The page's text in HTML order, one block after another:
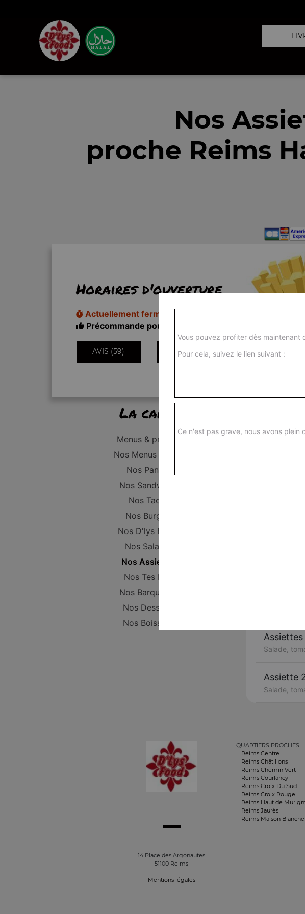
Nos
proche Reims
Horaires d'ouverture
Actuellement fermé
Précommande pour 11h20
AVIS (59) INFORMATIONS
La carte
Menus & promos
Nos Menus Enfant
Nos Paninis
Nos Sandwichs
Nos Tacos
Nos Burgers
Nos D'lys Bowls
Nos Salades
Nos Assiettes
Nos Tes Mex
Nos Barquettes
Nos Desserts
Nos Boissons
Salade,
Assiette
Salade,
14 Place des Argonautes
51100 Reims
Mentions légales
QUARTIERS PROCHES
Reims Centre
Reims Châtillons
Reims Chemin Vert
Reims Courlancy
Reims Croix Du Sud
Reims Croix Rouge
Reims Haut de
Reims Jaurès
Reims Maison Blanche
Vous pouvez profiter dès maintenant
Pour cela, suivez le lien suivant :
Ce n'est pas grave, nous avons plein